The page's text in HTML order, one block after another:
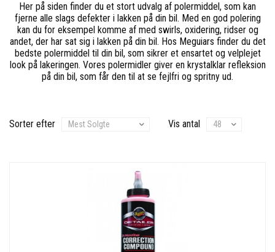
Her på siden finder du et stort udvalg af polermiddel, som kan
fjerne alle slags defekter i lakken på din bil. Med en god polering
kan du for eksempel komme af med swirls, oxidering, ridser og
andet, der har sat sig i lakken på din bil. Hos Meguiars finder du det
bedste polermiddel til din bil, som sikrer et ensartet og velplejet
look på lakeringen. Vores polermidler giver en krystalklar refleksion
på din bil, som får den til at se fejlfri og spritny ud.
Sorter efter Vis antal